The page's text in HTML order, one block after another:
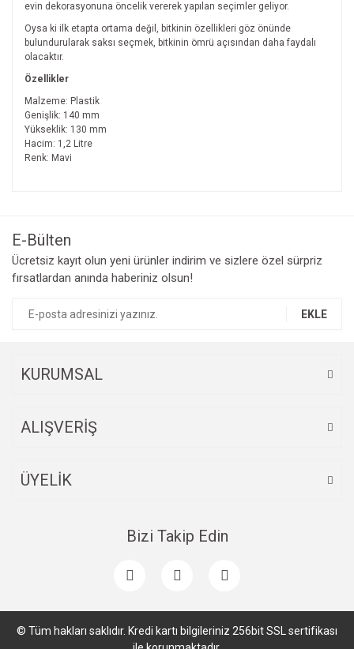
evin dekorasyonuna öncelik vererek yapılan seçimler geliyor.
Oysa ki ilk etapta ortama değil, bitkinin özellikleri göz önünde
bulundurularak saksı seçmek, bitkinin ömrü açısından daha faydalı
olacaktır.
Özellikler
Malzeme: Plastik
Genişlik: 140 mm
Yükseklik: 130 mm
Hacim: 1,2 Litre
Renk: Mavi
Ürün resmi kalitesiz, bozuk veya görüntülenemiyor.
Ürün açıklamasında eksik bilgiler bulunuyor.
E-Bülten
Ücretsiz kayıt olun yeni ürünler indirim ve sizlere özel sürpriz
fırsatlardan anında haberiniz olsun!
EKLE
KURUMSAL
ALIŞVERİŞ
ÜYELİK
Bizi Takip Edin
© Tüm hakları saklıdır. Kredi kartı bilgileriniz 256bit SSL sertifikası